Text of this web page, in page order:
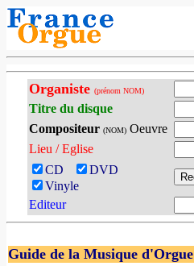
Organiste (prénom NOM)
Titre du disque
Compositeur (NOM)Oeuvre
Lieu / Eglise
CD
DVD
Vinyle
Editeur
Guide de la Musique d'Orgue